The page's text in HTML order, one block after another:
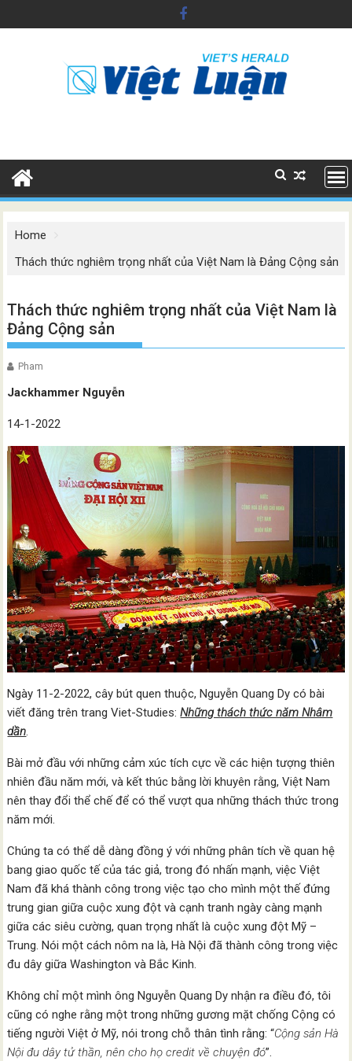
to
Home
Thách thức nghiêm trọng nhất của Việt Nam là Đảng Cộng sản
Thách thức nghiêm trọng nhất của Việt Nam là
Đảng Cộng sản
Pham
Jackhammer Nguyễn
14-1-2022
Ngày 11-2-2022, cây bút quen thuộc, Nguyễn Quang Dy có bài
viết đăng trên trang Viet-Studies:Những thách thức năm Nhâm
dần.
Bài mở đầu với những cảm xúc tích cực về các hiện tượng thiên
nhiên đầu năm mới, và kết thúc bằng lời khuyên rằng, Việt Nam
nên thay đổi thể chế để có thể vượt qua những thách thức trong
năm mới.
Chúng ta có thể dễ dàng đồng ý với những phân tích về quan hệ
bang giao quốc tế của tác giả, trong đó nhấn mạnh, việc Việt
Nam đã khá thành công trong việc tạo cho mình một thế đứng
trung gian giữa cuộc xung đột và cạnh tranh ngày càng mạnh
giữa các siêu cường, quan trọng nhất là cuộc xung đột Mỹ –
Trung. Nói một cách nôm na là, Hà Nội đã thành công trong việc
đu dây giữa Washington và Bắc Kinh.
Không chỉ một mình ông Nguyễn Quang Dy nhận ra điều đó, tôi
cũng có nghe rằng một trong những gương mặt chống Cộng có
tiếng người Việt ở Mỹ, nói trong chỗ thân tình rằng: “Cộng sản Hà
Nội đu dây tử thần, nên cho họ credit về chuyện đó”.